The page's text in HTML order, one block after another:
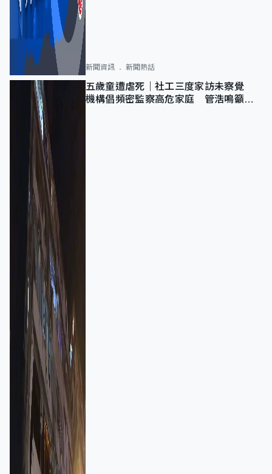
新聞資訊 新聞熱話
五歲童遭虐死｜社工三度家訪未察覺
機構倡頻密監察高危家庭 管浩鳴籲加